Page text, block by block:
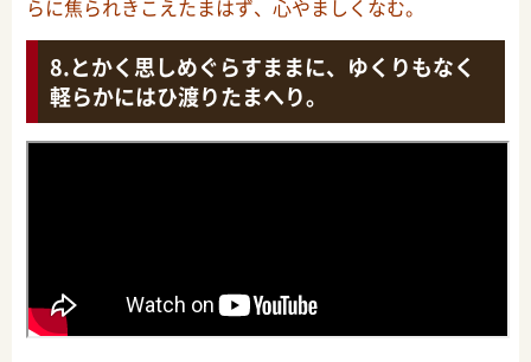
らに焦られきこえたまはず、心やましくなむ。
とかく思しめぐらすままに、ゆくりもなく
軽らかにはひ渡りたまへり。